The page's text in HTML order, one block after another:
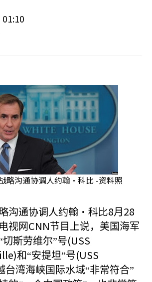
01:10
略沟通协调人约翰·科比 -资料照
沟通协调人约翰·科比8月 28
视网 CNN节目上说，美国海军
斯劳维尔”号(USS
和“安提坦”号(USS
台湾海峡国际水域“非常符合”